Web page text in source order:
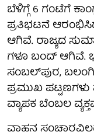
ಬೆಳಿಗ್ಗೆ 6 ಗಂಟೆಗೆ
ಪ್ರತಿಭಟನೆ
ಆಗಿವೆ. ರಾಜ್ಯದ
ಗಳೂ ಬಂದ್ ಆಗಿವೆ.
ಸಂಬಲ್‌ಪುರ,
ಪ್ರಮುಖ
ವ್ಯಾಪಕ ಬೆಂಬಲ